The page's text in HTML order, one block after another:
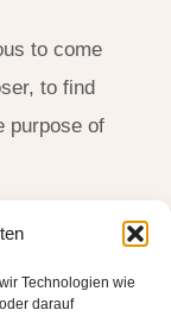
Technologien wie
darauf
to come
to find
purpose of